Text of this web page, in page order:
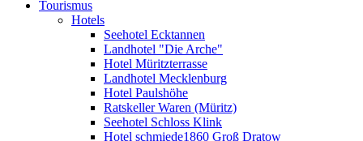
Tourismus
Hotels
Seehotel Ecktannen
Landhotel "Die Arche"
Hotel Müritzterrasse
Landhotel Mecklenburg
Hotel Paulshöhe
Ratskeller Waren (Müritz)
Seehotel Schloss Klink
Hotel schmiede1860 Groß Dratow